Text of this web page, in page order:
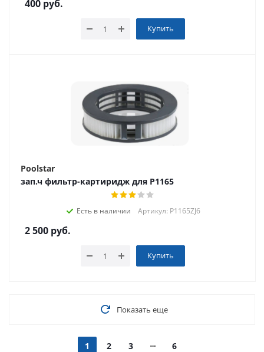
400 руб.
Купить
Poolstar
зап.ч фильтр-картиридж для P1165
Есть в наличии Артикул: P1165ZJ6
2 500 руб.
Купить
Показать еще
1 2 3 6